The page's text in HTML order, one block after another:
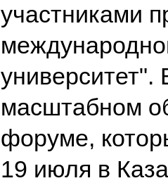
участниками
университет".
масштабном
форуме,
19 июля в